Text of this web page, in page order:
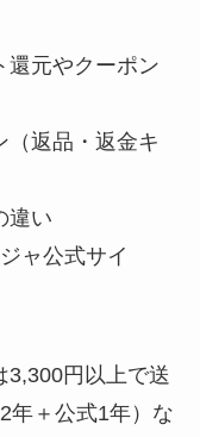
還元やクーポン
（返品・返金キ
違い
ャ公式サイ
3,300円以上で送
年＋公式1年）な